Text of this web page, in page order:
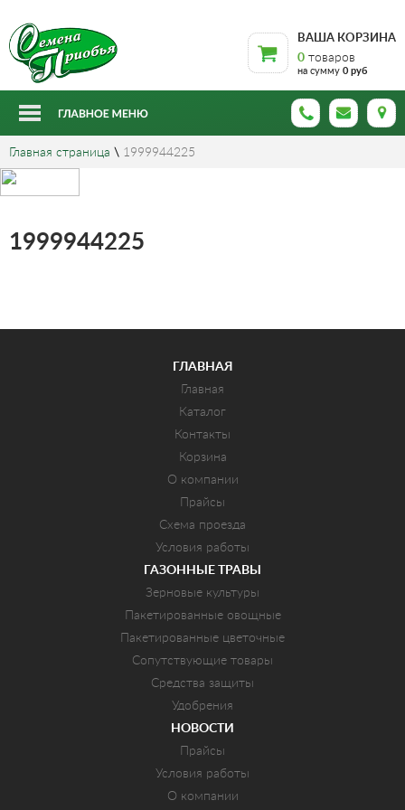
ВАША КОРЗИНА
0 товаров
на сумму 0 руб
Главная страница \ 1999944225
1999944225
ГЛАВНАЯ
Главная
Каталог
Контакты
Корзина
О компании
Прайсы
Схема проезда
Условия работы
ГАЗОННЫЕ ТРАВЫ
Зерновые культуры
Пакетированные овощные
Пакетированные цветочные
Сопутствующие товары
Средства защиты
Удобрения
НОВОСТИ
Прайсы
Условия работы
О компании